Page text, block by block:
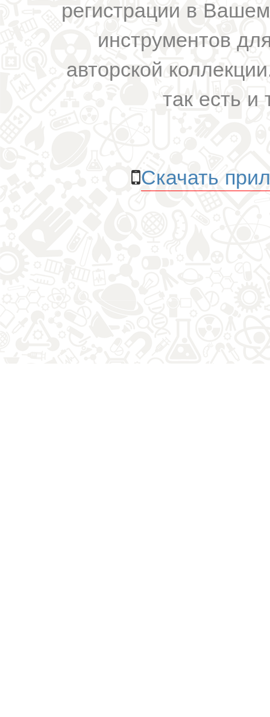
регистрации в
инструментов
авторской
так есть и
Скачать